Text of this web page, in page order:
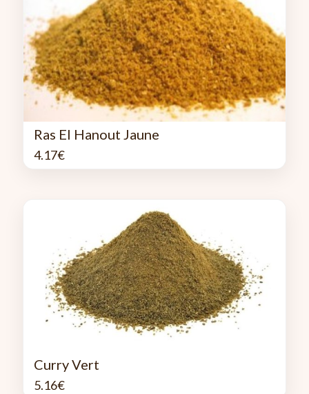
Ras El Hanout Jaune
4.17€
Curry Vert
5.16€